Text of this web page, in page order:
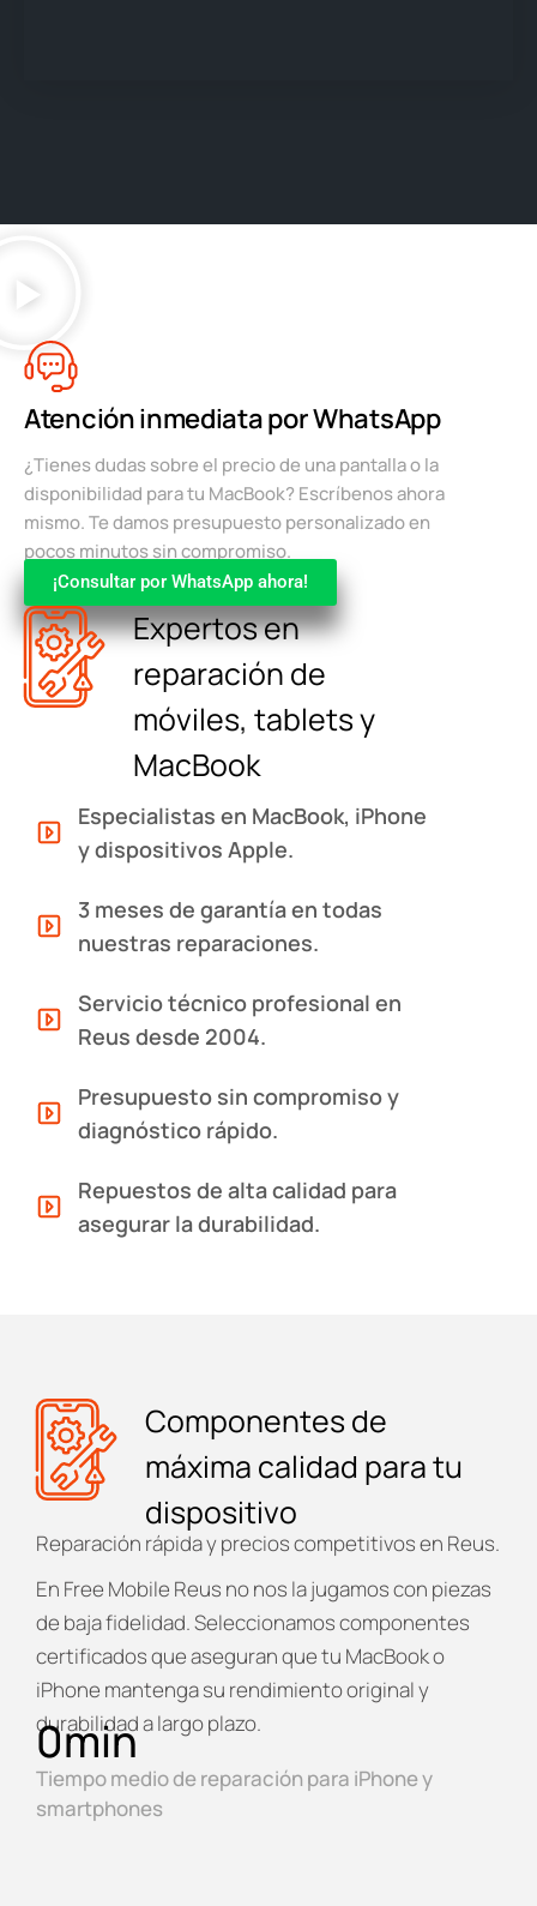
Atención inmediata por WhatsApp
¿Tienes dudas sobre el precio de una pantalla o la
disponibilidad para tu MacBook? Escríbenos ahora
mismo. Te damos presupuesto personalizado en
pocos minutos sin compromiso.
¡Consultar por WhatsApp ahora!
Expertos en
reparación de
móviles, tablets y
MacBook
Especialistas en MacBook, iPhone
y dispositivos Apple.
3 meses de garantía en todas
nuestras reparaciones.
Servicio técnico profesional en
Reus desde 2004.
Presupuesto sin compromiso y
diagnóstico rápido.
Repuestos de alta calidad para
asegurar la durabilidad.
Componentes de
máxima calidad para tu
dispositivo
Reparación rápida y precios competitivos en Reus.
En Free Mobile Reus no nos la jugamos con piezas
de baja fidelidad. Seleccionamos componentes
certificados que aseguran que tu MacBook o
iPhone mantenga su rendimiento original y
durabilidad a largo plazo.
Tiempo medio de reparación para iPhone y
smartphones
0min